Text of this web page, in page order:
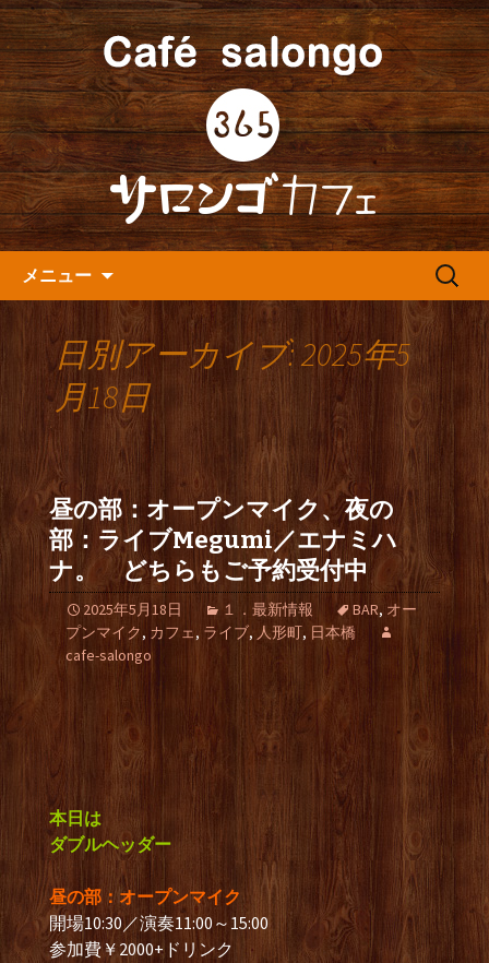
人形町の『365(サロンゴ)カフ
ェ』よりお知らせ
人形町の音楽カフェ『365カフェ』より
最新情報をお届けします。
メニュー
検
日別アーカイブ: 2025年5
月18日
昼の部：オープンマイク、夜の
部：ライブMegumi／エナミハ
ナ。 どちらもご予約受付中
2025年5月18日 １．最新情報 BAR, オー
プンマイク, カフェ, ライブ, 人形町, 日本橋
cafe-salongo
本日は
ダブルヘッダー
昼の部：オープンマイク
開場10:30／演奏11:00～15:00
参加費￥2000+ドリンク